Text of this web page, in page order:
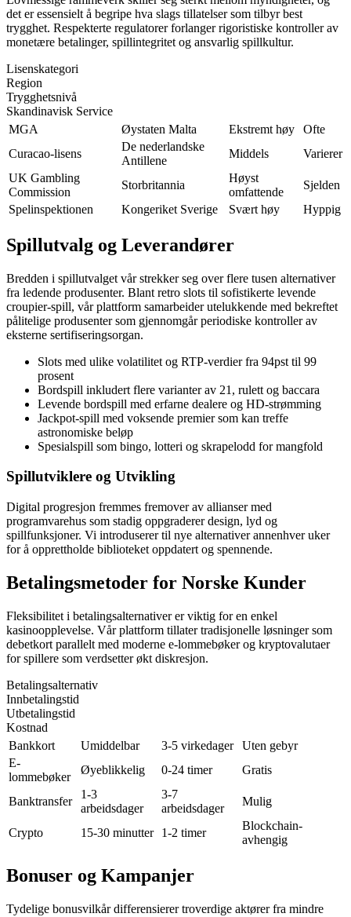
det er essensielt å begripe hva slags tillatelser som tilbyr best
trygghet. Respekterte regulatorer forlanger rigoristiske kontroller av
monetære betalinger, spillintegritet og ansvarlig spillkultur.
Lisenskategori
Region
Trygghetsnivå
Skandinavisk Service
MGA
Øystaten Malta Ekstremt høy
Ofte
Curacao-lisens
De nederlandske
Antillene
Middels
Varierer
UK Gambling
Commission
Storbritannia
Høyst
omfattende
Sjelden
Spelinspektionen
Kongeriket Sverige Svært høy Hyppig
Spillutvalg og Leverandører
Bredden i spillutvalget vår strekker seg over flere tusen alternativer
fra ledende produsenter. Blant retro slots til sofistikerte levende
croupier-spill, vår plattform samarbeider utelukkende med bekreftet
pålitelige produsenter som gjennomgår periodiske kontroller av
eksterne sertifiseringsorgan.
Slots med ulike volatilitet og RTP-verdier fra 94pst til 99
prosent
Bordspill inkludert flere varianter av 21, rulett og baccara
Levende bordspill med erfarne dealere og HD-strømming
Jackpot-spill med voksende premier som kan treffe
astronomiske beløp
Spesialspill som bingo, lotteri og skrapelodd for mangfold
Spillutviklere og Utvikling
Digital progresjon fremmes fremover av allianser med
programvarehus som stadig oppgraderer design, lyd og
spillfunksjoner. Vi introduserer til nye alternativer annenhver uker
for å opprettholde biblioteket oppdatert og spennende.
Betalingsmetoder for Norske Kunder
Fleksibilitet i betalingsalternativer er viktig for en enkel
kasinoopplevelse. Vår plattform tillater tradisjonelle løsninger som
debetkort parallelt med moderne e-lommebøker og kryptovalutaer
for spillere som verdsetter økt diskresjon.
Betalingsalternativ
Innbetalingstid
Utbetalingstid
Kostnad
Bankkort
Umiddelbar 3-5 virkedager
Uten gebyr
E-
lommebøker
Øyeblikkelig 0-24 timer Gratis
Banktransfer
1-3
arbeidsdager
3-7
arbeidsdager
Mulig
Crypto 15-30 minutter 1-2 timer
Blockchain-
avhengig
Bonuser og Kampanjer
Tydelige bonusvilkår differensierer troverdige aktører fra mindre